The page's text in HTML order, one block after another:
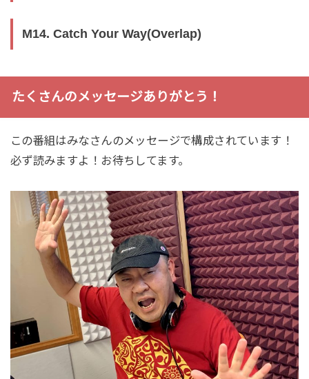
M14. Catch Your Way(Overlap)
たくさんのメッセージありがとう！
この番組はみなさんのメッセージで構成されています！
必ず読みますよ！お待ちしてます。